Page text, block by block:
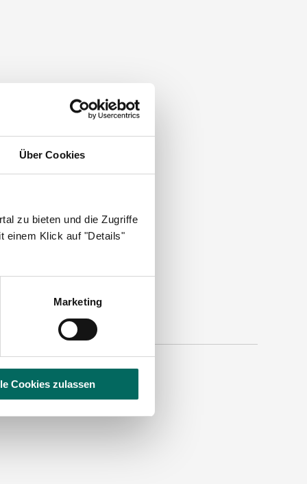
Über Cookies
zu bieten und die Zugriffe
einem Klick auf "Details"
Marketing
Cookies zulassen